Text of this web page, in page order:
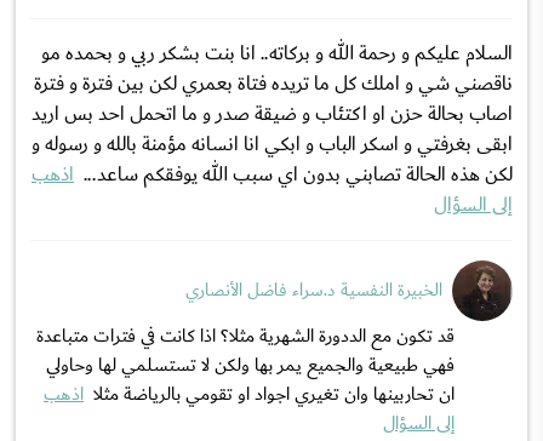
السلام عليكم و رحمة الله و بركاته.. انا بنت بشكر ربي و بحمده مو
ناقصني شي و املك كل ما تريده فتاة بعمري لكن بين فترة و فترة
اصاب بحالة حزن او اكتئاب و ضيقة صدر و ما اتحمل احد بس اريد
ابقى بغرفتي و اسكر الباب و ابكي انا انسانه مؤمنة بالله و رسوله و
لكن هذه الحالة تصابني بدون اي سبب الله يوفقكم ساعد... اذهب
إلى السؤال
الخبيرة النفسية د.سراء فاضل الأنصاري
قد تكون مع الددورة الشهرية مثلا؟ اذا كانت في فترات متباعدة
فهي طبيعية والجميع يمر بها ولكن لا تستسلمي لها وحاولي
ان تحاربينها وان تغيري اجواد او تقومي بالرياضة مثلا اذهب
إلى السؤال